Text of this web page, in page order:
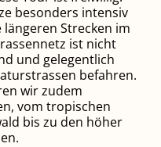
besonders intensiv
Strecken im
ist nicht
und gelegentlich
befahren.
wir zudem
vom tropischen
bis zu den höher